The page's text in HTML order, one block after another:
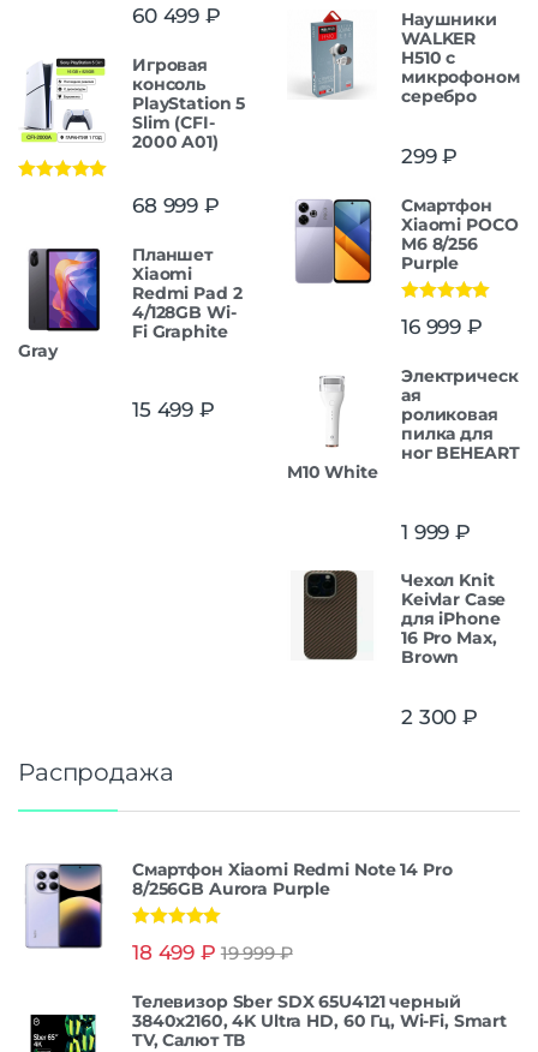
60 499 ₽
Игровая
консоль
PlayStation 5
Slim (CFI-
2000 A01)
68 999 ₽
Планшет
Xiaomi
Redmi Pad 2
4/128GB Wi-
Fi Graphite
Gray
15 499 ₽
Наушники
WALKER
H510 с
микрофоном
серебро
299₽
Смартфон
Xiaomi POCO
M6 8/256
Purple
из 5
16 999 ₽
Электрическ
ая
роликовая
пилка для
ног BEHEART
M10 White
1 999 ₽
Чехол Knit
Keivlar Case
для iPhone
16 Pro Max,
Brown
2 300 ₽
Распродажа
Смартфон Xiaomi Redmi Note 14 Pro
8/256GB Aurora Purple
из 5
18 499 ₽ 19 999₽
Телевизор Sber SDX 65U4121 черный
3840x2160, 4K Ultra HD, 60 Гц, Wi-Fi, Smart
TV, Салют ТВ